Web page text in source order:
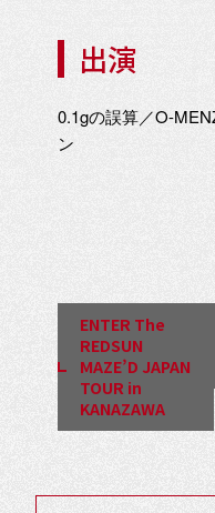
出演
0.1gの誤算／O-
ン
ン
ト
ナ
ビ
ENTER The
REDSUN
MAZE’D JAPAN
TOUR in
KANAZAWA